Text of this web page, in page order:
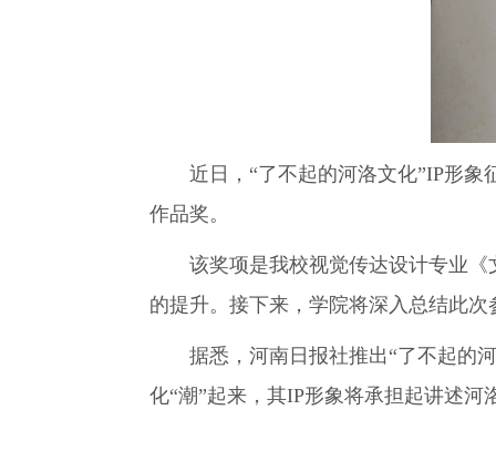
近日，“了不起的河洛文化”IP形象
作品奖。
该奖项是我校视觉传达设计专业《
的提升。接下来，学院将深入总结此
据悉，河南日报社推出“了不起的河
化“潮”起来，其IP形象将承担起讲述